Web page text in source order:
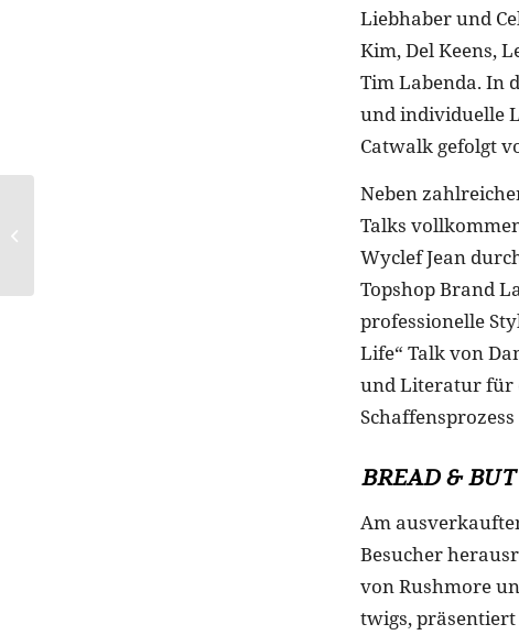
Liebhaber und
Kim, Del Keens,
Tim Labenda. In
und individuelle
Catwalk gefolgt
Neben
Talks
Wyclef Jean
Topshop Brand
professionelle
Life“ Talk von
und Literatur für
BREAD &
Am
Besucher
von Rushmore
twigs, präsentiert